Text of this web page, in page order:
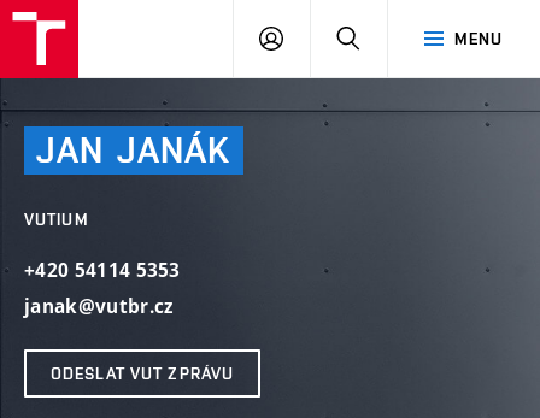
MENU
PŘIHLÁSIT
JAN JANÁK
VUTIUM
+420 54114 5353
janak@vutbr.cz
ODESLAT VUT ZPRÁVU